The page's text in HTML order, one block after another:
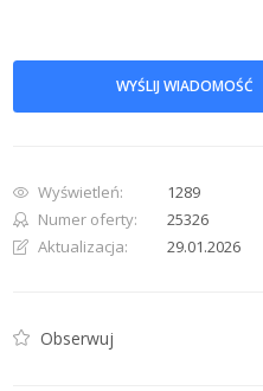
WYŚLIJ WIADOMOŚĆ
Wyświetleń:
1289
Numer oferty:
25326
Aktualizacja:
29.01.2026
Obserwuj